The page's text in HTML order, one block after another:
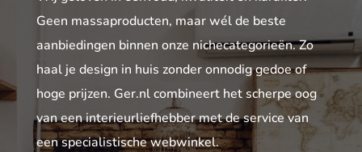
Geen massaproducten, maar wél de beste
aanbiedingen binnen onze nichecategorieën. Zo
haal je design in huis zonder onnodig gedoe of
hoge prijzen. Ger.nl combineert het scherpe oog
van een interieurliefhebber met de service van
een specialistische webwinkel.